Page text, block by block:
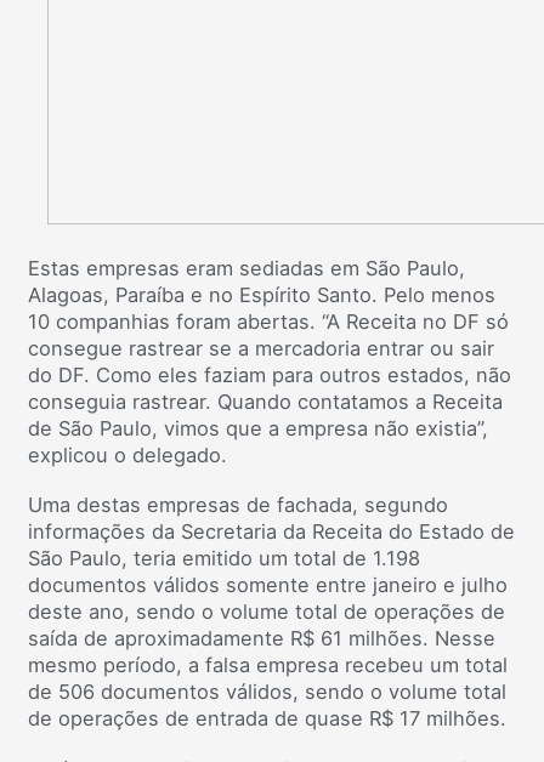
Estas empresas eram sediadas em São Paulo,
Alagoas, Paraíba e no Espírito Santo. Pelo menos
10 companhias foram abertas. “A Receita no DF só
consegue rastrear se a mercadoria entrar ou sair
do DF. Como eles faziam para outros estados, não
conseguia rastrear. Quando contatamos a Receita
de São Paulo, vimos que a empresa não existia”,
explicou o delegado.
Uma destas empresas de fachada, segundo
informações da Secretaria da Receita do Estado de
São Paulo, teria emitido um total de 1.198
documentos válidos somente entre janeiro e julho
deste ano, sendo o volume total de operações de
saída de aproximadamente R$ 61 milhões. Nesse
mesmo período, a falsa empresa recebeu um total
de 506 documentos válidos, sendo o volume total
de operações de entrada de quase R$ 17 milhões.